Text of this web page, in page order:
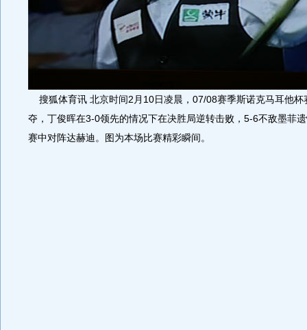
搜狐体育讯 北京时间2月10日凌晨，07/08赛季斯诺克马耳他杯
夺，丁俊晖在3-0领先的情况下在决胜局逆转击败，5-6不敌墨菲
赛中对阵达赫迪。图为本场比赛精彩瞬间。